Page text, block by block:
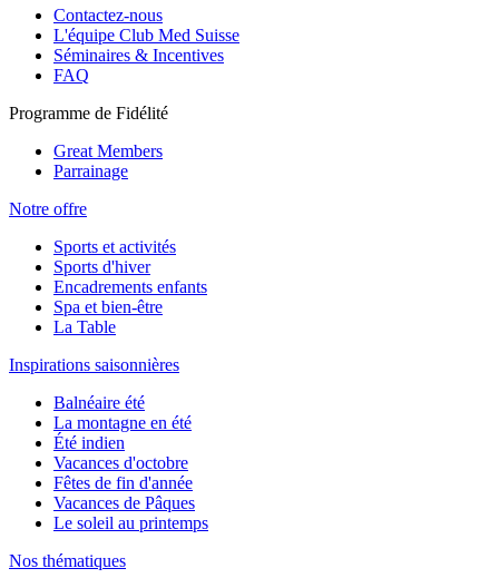
Contactez-nous
L'équipe Club Med Suisse
Séminaires & Incentives
FAQ
Programme de Fidélité
Great Members
Parrainage
Notre offre
Sports et activités
Sports d'hiver
Encadrements enfants
Spa et bien-être
La Table
Inspirations saisonnières
Balnéaire été
La montagne en été
Été indien
Vacances d'octobre
Fêtes de fin d'année
Vacances de Pâques
Le soleil au printemps
Nos thématiques